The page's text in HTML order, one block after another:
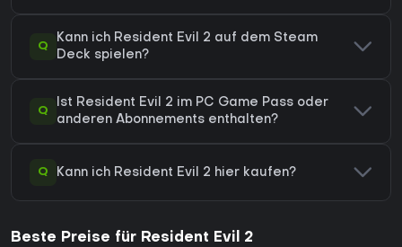
Q
Kann ich Resident Evil 2 auf dem Steam
Deck spielen?
Q
Ist Resident Evil 2 im PC Game Pass oder
anderen Abonnements enthalten?
Q Kann ich Resident Evil 2 hier kaufen?
Beste Preise für Resident Evil 2